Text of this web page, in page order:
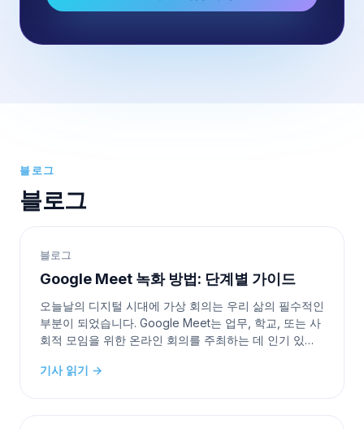
블로그
블로그
블로그
Google Meet 녹화 방법: 단계별 가이드
오늘날의 디지털 시대에 가상 회의는 우리 삶의 필수적인
부분이 되었습니다. Google Meet는 업무, 학교, 또는 사
회적 모임을 위한 온라인 회의를 주최하는 데 인기 있는
공유하기 위해 이러한 순간을 포착하는 것이 중요합니다.
기사 읽기 →